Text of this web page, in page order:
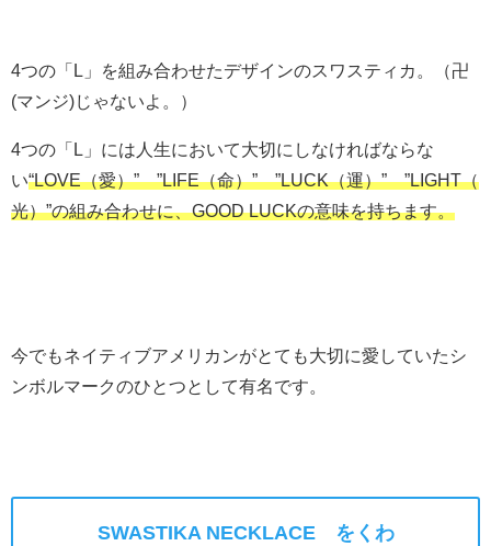
4つの「L」を組み合わせたデザインのスワスティカ。（卍
(マンジ)じゃないよ。）
4つの「L」には人生において大切にしなければならな
い“LOVE（愛）” ”LIFE（命）” ”LUCK（運）” ”LIGHT（
光）”の組み合わせに、GOOD LUCKの意味を持ちます。
今でもネイティブアメリカンがとても大切に愛していたシ
ンボルマークのひとつとして有名です。
SWASTIKA NECKLACE をくわ